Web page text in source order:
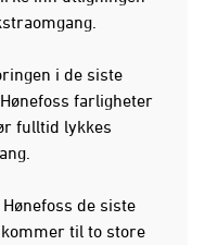
i de siste
farligheter
fulltid lykkes
de siste
til to store